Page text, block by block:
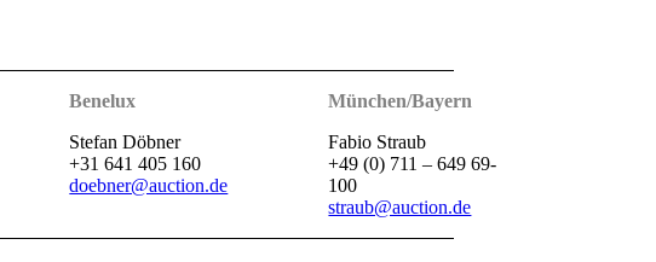
Benelux
Stefan Döbner
+31 641 405 160
doebner@auction.de
München/Bayern
Fabio Straub
+49 (0) 711 – 649 69-
100
straub@auction.de